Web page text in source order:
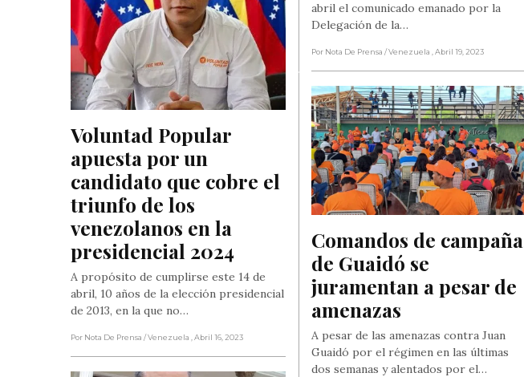
abril el comunicado emanado por la
Delegación de la…
Por Nota De Prensa / Venezuela , Abril 19, 2023
Voluntad Popular
apuesta por un
candidato que cobre el
triunfo de los
venezolanos en la
presidencial 2024
A propósito de cumplirse este 14 de
abril, 10 años de la elección presidencial
de 2013, en la que no…
Por Nota De Prensa / Venezuela , Abril 16, 2023
Comandos de campaña
de Guaidó se
juramentan a pesar de
amenazas
A pesar de las amenazas contra Juan
Guaidó por el régimen en las últimas
dos semanas y alentados por el…